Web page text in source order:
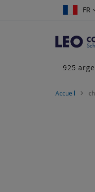
FR
FR
925
Accueil